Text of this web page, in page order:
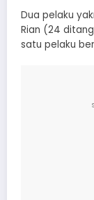
Dua pelaku
Rian (24
satu pelaku